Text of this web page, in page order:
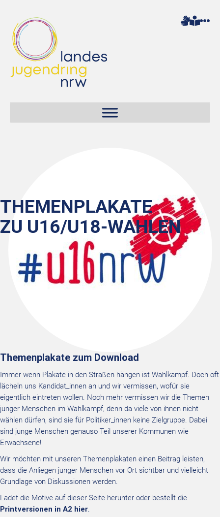
THEMENPLAKATE
ZU U16/U18-WAHLEN
Themenplakate zum Download
Immer wenn Plakate in den Straßen hängen ist Wahlkampf. Doch oft
lächeln uns Kandidat_innen an und wir vermissen, wofür sie
eigentlich eintreten wollen. Noch mehr vermissen wir die Themen
junger Menschen im Wahlkampf, denn da viele von ihnen nicht
wählen dürfen, sind sie für Politiker_innen keine Zielgruppe. Dabei
sind junge Menschen genauso Teil unserer Kommunen wie
Erwachsene!
Wir möchten mit unseren Themenplakaten einen Beitrag leisten,
dass die Anliegen junger Menschen vor Ort sichtbar und vielleicht
Grundlage von Diskussionen werden.
Ladet die Motive auf dieser Seite herunter oder bestellt die
Printversionen in A2 hier.